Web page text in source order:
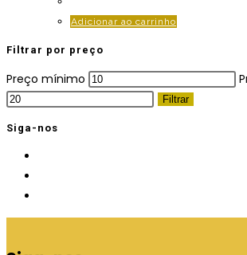
Adicionar ao carrinho
Filtrar por preço
Preço mínimo
Filtrar
Siga-nos